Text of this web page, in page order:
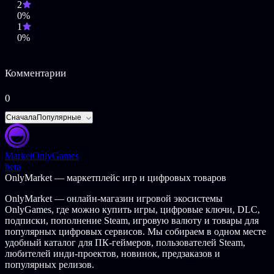
2
0%
1
0%
Комментарии
0
СначалаПопулярные
MarketOnlyGames
beta
OnlyMarket — маркетплейс игр и цифровых товаров
OnlyMarket — онлайн-магазин игровой экосистемы
OnlyGames, где можно купить игры, цифровые ключи, DLC,
подписки, пополнение Steam, игровую валюту и товары для
популярных цифровых сервисов. Мы собираем в одном месте
удобный каталог для ПК-геймеров, пользователей Steam,
любителей инди-проектов, новинок, предзаказов и
популярных релизов.